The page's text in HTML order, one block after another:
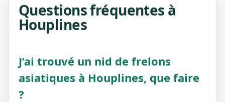
Questions fréquentes à
Houplines
J’ai trouvé un nid de frelons
asiatiques à Houplines, que faire
?